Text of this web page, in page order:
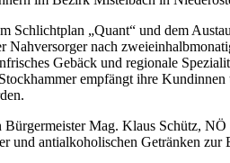
Schlichtplan „Quant“ und dem
nach
Gebäck und regionale
empfängt ihre
Mag. Klaus Schütz,
und antialkoholischen Getränken zur